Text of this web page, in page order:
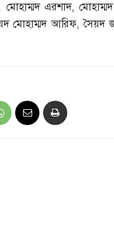
মোহাম্মদ এরশাদ,
মোহাম্মদ আরিফ,সৈয়দ